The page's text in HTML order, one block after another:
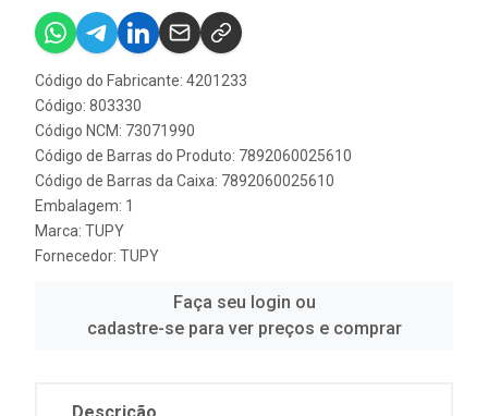
Código do Fabricante: 4201233
Código: 803330
Código NCM: 73071990
Código de Barras do Produto: 7892060025610
Código de Barras da Caixa: 7892060025610
Embalagem: 1
Marca: TUPY
Fornecedor: TUPY
Faça seu login ou
cadastre-se para ver preços e comprar